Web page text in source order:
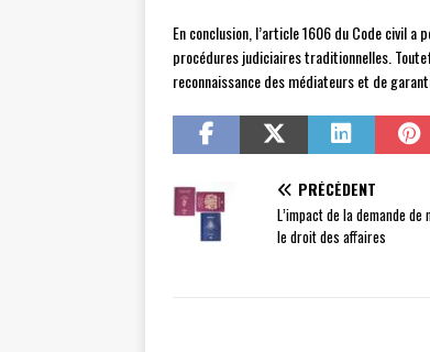
En conclusion, l’article 1606 du Code civil
procédures judiciaires traditionnelles.
reconnaissance des médiateurs et de
PRÉCÉDENT
L’impact de la demande
le droit des affaires